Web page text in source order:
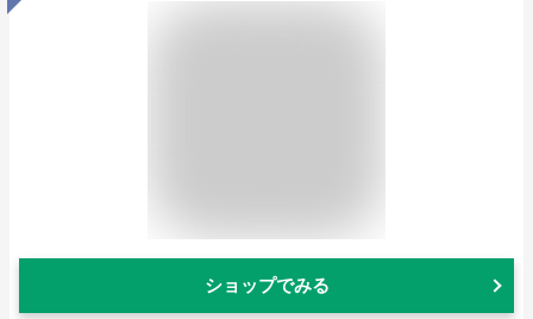
ショップでみる